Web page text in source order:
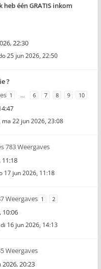
één GRATIS inkom
22:30
25 jun 2026, 22:50
?
1 … 6 7 8 9 10
ma 22 jun 2026, 23:08
783 Weergaves
17 jun 2026, 11:18
Weergaves 1 2
10:06
di 16 jun 2026, 14:13
Weergaves
20:23